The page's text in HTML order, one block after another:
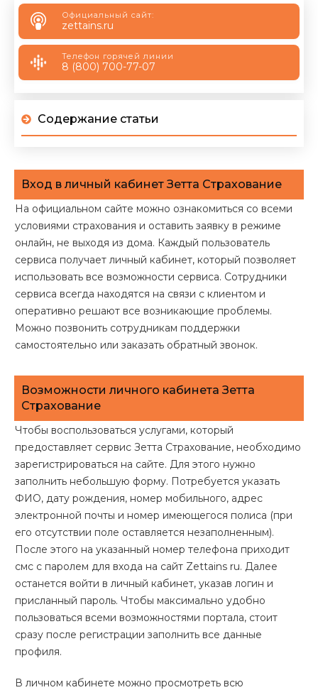
Официальный сайт:
zettains.ru
Телефон горячей линии
8 (800) 700-77-07
Содержание статьи
Вход в личный кабинет Зетта Страхование
На официальном сайте можно ознакомиться со всеми
условиями страхования и оставить заявку в режиме
онлайн, не выходя из дома. Каждый пользователь
сервиса получает личный кабинет, который позволяет
использовать все возможности сервиса. Сотрудники
сервиса всегда находятся на связи с клиентом и
оперативно решают все возникающие проблемы.
Можно позвонить сотрудникам поддержки
самостоятельно или заказать обратный звонок.
Возможности личного кабинета Зетта
Страхование
Чтобы воспользоваться услугами, который
предоставляет сервис Зетта Страхование, необходимо
зарегистрироваться на сайте. Для этого нужно
заполнить небольшую форму. Потребуется указать
ФИО, дату рождения, номер мобильного, адрес
электронной почты и номер имеющегося полиса (при
его отсутствии поле оставляется незаполненным).
После этого на указанный номер телефона приходит
смс с паролем для входа на сайт Zettains ru. Далее
останется войти в личный кабинет, указав логин и
присланный пароль. Чтобы максимально удобно
пользоваться всеми возможностями портала, стоит
сразу после регистрации заполнить все данные
профиля.
В личном кабинете можно просмотреть всю